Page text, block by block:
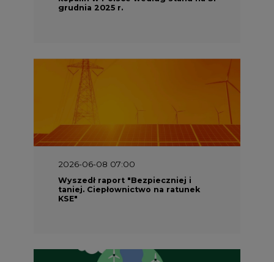
2026-06-08 07:00
taniej. Ciepłownictwo na ratunek
KSE"